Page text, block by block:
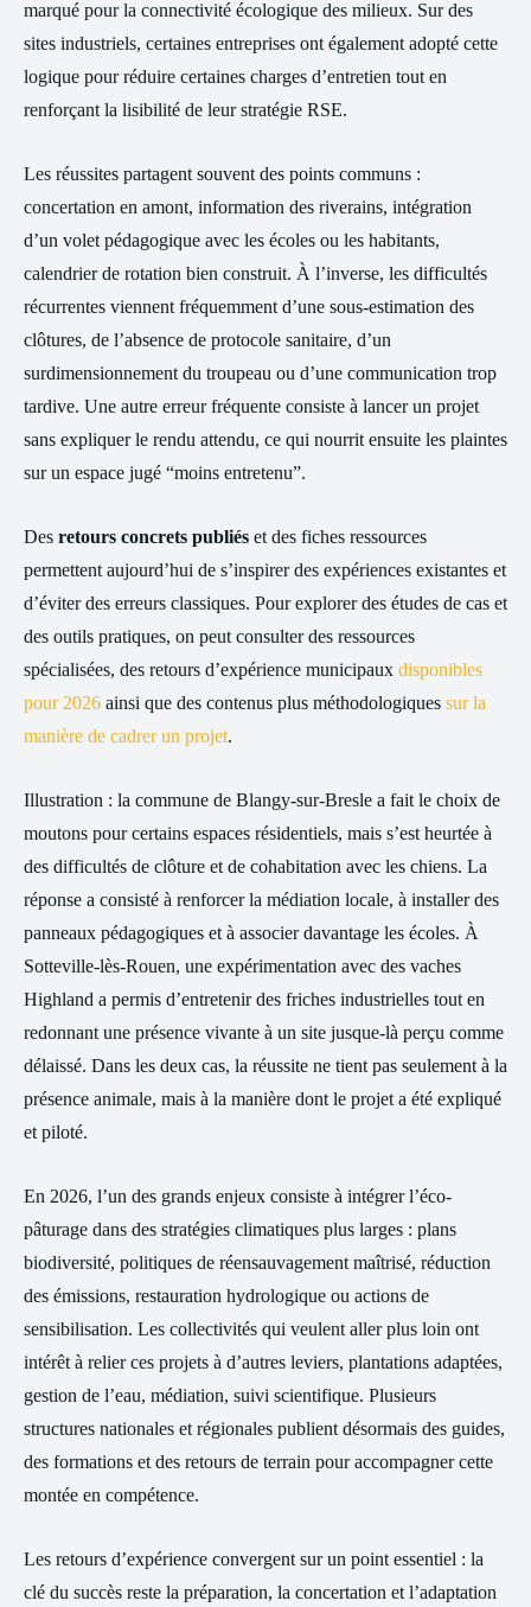
marqué pour la connectivité écologique des milieux. Sur des
sites industriels, certaines entreprises ont également adopté cette
logique pour réduire certaines charges d’entretien tout en
renforçant la lisibilité de leur stratégie RSE.
Les réussites partagent souvent des points communs :
concertation en amont, information des riverains, intégration
d’un volet pédagogique avec les écoles ou les habitants,
calendrier de rotation bien construit. À l’inverse, les difficultés
récurrentes viennent fréquemment d’une sous-estimation des
clôtures, de l’absence de protocole sanitaire, d’un
surdimensionnement du troupeau ou d’une communication trop
tardive. Une autre erreur fréquente consiste à lancer un projet
sans expliquer le rendu attendu, ce qui nourrit ensuite les plaintes
sur un espace jugé “moins entretenu”.
Des retours concrets publiés et des fiches ressources
permettent aujourd’hui de s’inspirer des expériences existantes et
d’éviter des erreurs classiques. Pour explorer des études de cas et
des outils pratiques, on peut consulter des ressources
spécialisées, des retours d’expérience municipaux disponibles
pour 2026 ainsi que des contenus plus méthodologiques sur la
manière de cadrer un projet.
Illustration : la commune de Blangy-sur-Bresle a fait le choix de
moutons pour certains espaces résidentiels, mais s’est heurtée à
des difficultés de clôture et de cohabitation avec les chiens. La
réponse a consisté à renforcer la médiation locale, à installer des
panneaux pédagogiques et à associer davantage les écoles. À
Sotteville-lès-Rouen, une expérimentation avec des vaches
Highland a permis d’entretenir des friches industrielles tout en
redonnant une présence vivante à un site jusque-là perçu comme
délaissé. Dans les deux cas, la réussite ne tient pas seulement à la
présence animale, mais à la manière dont le projet a été expliqué
et piloté.
En 2026, l’un des grands enjeux consiste à intégrer l’éco-
pâturage dans des stratégies climatiques plus larges : plans
biodiversité, politiques de réensauvagement maîtrisé, réduction
des émissions, restauration hydrologique ou actions de
sensibilisation. Les collectivités qui veulent aller plus loin ont
intérêt à relier ces projets à d’autres leviers, plantations adaptées,
gestion de l’eau, médiation, suivi scientifique. Plusieurs
structures nationales et régionales publient désormais des guides,
des formations et des retours de terrain pour accompagner cette
montée en compétence.
Les retours d’expérience convergent sur un point essentiel : la
clé du succès reste la préparation, la concertation et l’adaptation